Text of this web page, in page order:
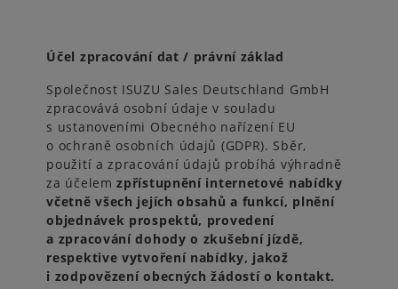
Účel zpracování dat / právní základ
Společnost ISUZU Sales Deutschland GmbH
zpracovává osobní údaje v souladu
s ustanoveními Obecného nařízení EU
o ochraně osobních údajů (GDPR). Sběr,
použití a zpracování údajů probíhá výhradně
za účelemzpřístupnění internetové nabídky
včetně všech jejích obsahů a funkcí, plnění
objednávek prospektů, provedení
a zpracování dohody o zkušební jízdě,
respektive vytvoření nabídky, jakož
i zodpovězení obecných žádostí o kontakt.